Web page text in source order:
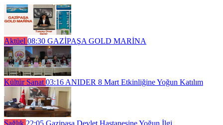
Aktüel 08:30 GAZİPAŞA GOLD MARİNA
Kültür Sanat 03:16 ANIDER 8 Mart Etkinliğine Yoğun Katılım
Sağlık 22:05 Gazipaşa Devlet Hastanesine Yoğun İlgi